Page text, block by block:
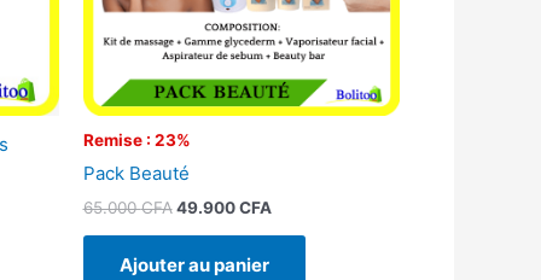
Remise : 23%
Pack Beauté
65.000CFA 49.900CFA
Ajouter au panier